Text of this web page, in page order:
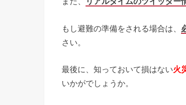
もし避難の準備をされる場合は、
さい。
最後に、知っておいて損はない火
いかがでしょうか。